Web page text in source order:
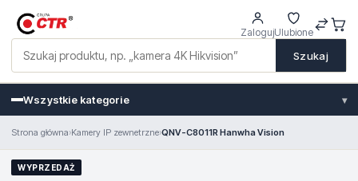
Szukaj
ZalogujUlubione
Wszystkie kategorie ▾
Strona główna›Kamery IP zewnetrzne›QNV-C8011R Hanwha Vision
WYPRZEDAŻ